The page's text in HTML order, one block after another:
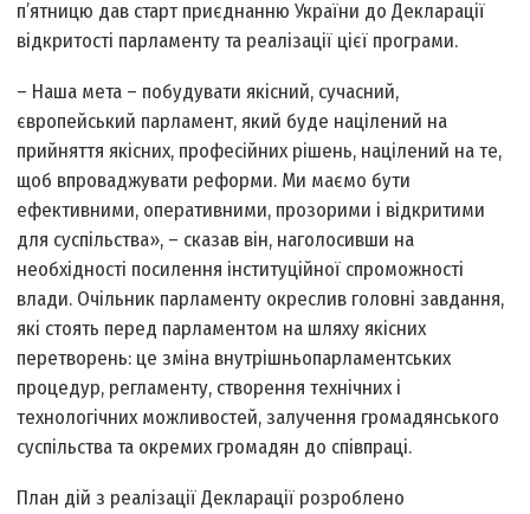
п’ятницю дав старт приєднанню України до Декларації
відкритості парламенту та реалізації цієї програми.
– Наша мета – побудувати якісний, сучасний,
європейський парламент, який буде націлений на
прийняття якісних, професійних рішень, націлений на те,
щоб впроваджувати реформи. Ми маємо бути
ефективними, оперативними, прозорими і відкритими
для суспільства», – сказав він, наголосивши на
необхідності посилення інституційної спроможності
влади. Очільник парламенту окреслив головні завдання,
які стоять перед парламентом на шляху якісних
перетворень: це зміна внутрішньопарламентських
процедур, регламенту, створення технічних і
технологічних можливостей, залучення громадянського
суспільства та окремих громадян до співпраці.
План дій з реалізації Декларації розроблено